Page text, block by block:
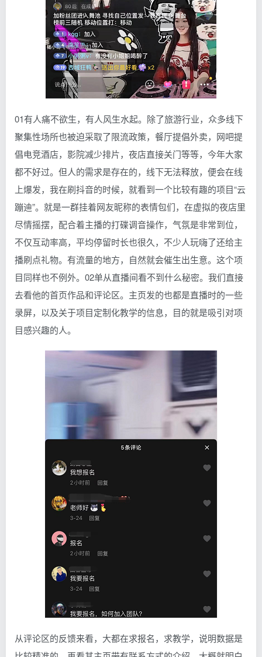
01有人痛不欲生，有人风生水起。除了旅游行业，众多线下
聚集性场所也被迫采取了限流政策，餐厅提倡外卖，网吧提
倡电竞酒店，影院减少排片，夜店直接关门等等，今年大家
都不好过。但人的需求是存在的，线下无法释放，便会在线
上爆发，我在刷抖音的时候，就看到一个比较有趣的项目“云
蹦迪”。就是一群挂着网友昵称的表情包们，在虚拟的夜店里
尽情摇摆，配合着主播的打碟调音操作，气氛是非常到位，
不仅互动率高，平均停留时长也很久，不少人玩嗨了还给主
播刷点礼物。有流量的地方，自然就会催生出生意。这个项
目同样也不例外。02单从直播间看不到什么秘密。我们直接
去看他的首页作品和评论区。主页发的也都是直播时的一些
录屏，以及关于项目定制化教学的信息，目的就是吸引对项
目感兴趣的人。
从评论区的反馈来看，大都在求报名，求教学，说明数据是